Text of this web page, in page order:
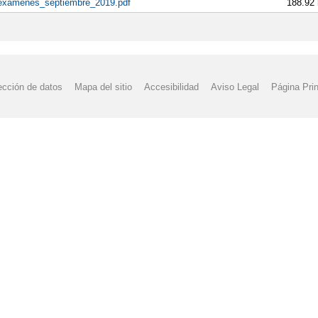
188.92
de datos Mapa del sitio Accesibilidad Aviso Legal Página